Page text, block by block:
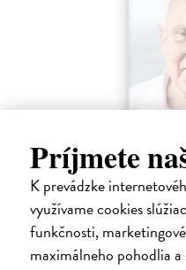
Príjmete
K prevádzke
využívame cookies
funkčnosti,
maximálneho pohodlia
Faktor Pafko
Kadlecová Kateřina, Pafko
Profesor Pavel Pafko letos
šedesát let v témže
chirurgické kliniky 1. lékařské
Zasielame do 12 dní